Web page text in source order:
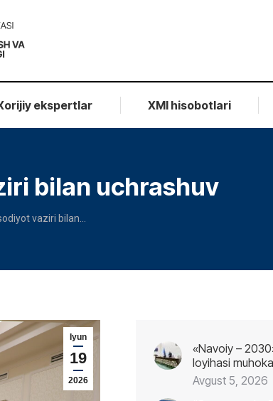
ekspertlar XMI hisobotlari
bilan uchrashuv
vaziri bilan…
Iyun
19
2026
«Navoiy –
loyihasi
Avgust 5, 2026